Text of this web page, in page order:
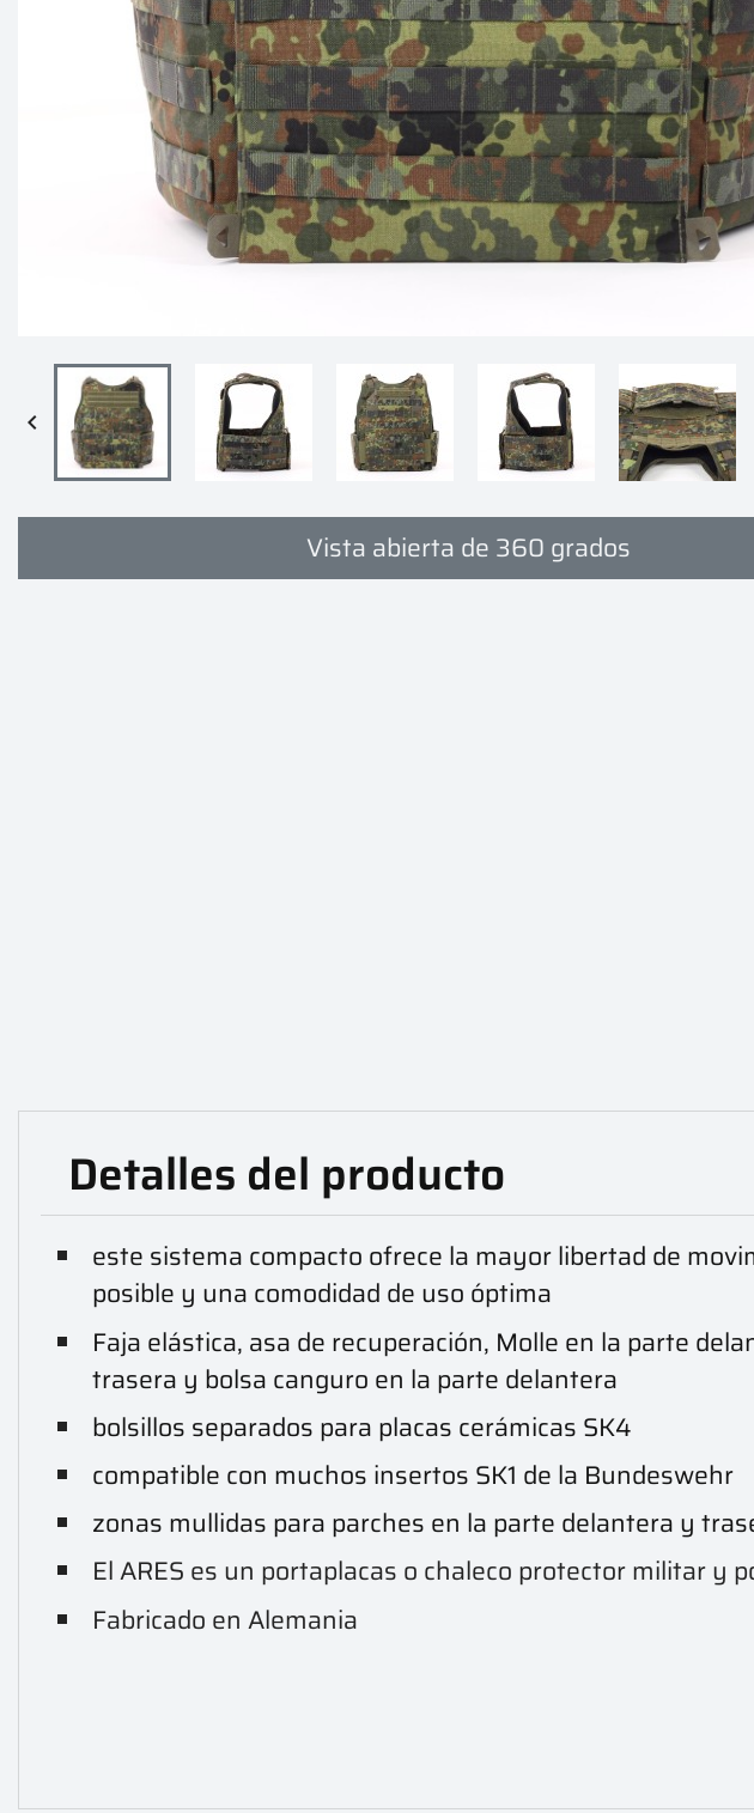

Vista abierta de 360 grados
Detalles del producto
este sistema compacto ofrece la mayor libertad de
posible y una comodidad de uso óptima
Faja elástica, asa de recuperación, Molle en la parte
trasera y bolsa canguro en la parte delantera
bolsillos separados para placas cerámicas SK4
compatible con muchos insertos SK1 de la Bundeswehr
zonas mullidas para parches en la parte delantera y
El ARES es un portaplacas o chaleco protector militar y
Fabricado en Alemania